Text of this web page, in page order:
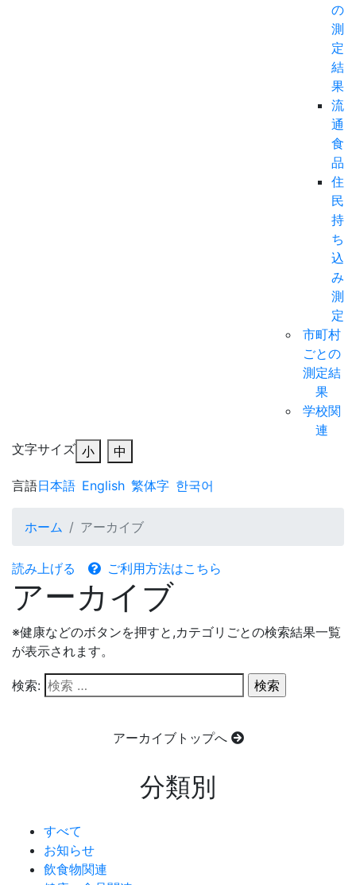
の
測
定
結
果
流
通
食
品
住
民
持
ち
込
み
測
定
市町村
ごとの
測定結
果
学校関
連
文字サイズ 小 中
言語日本語 English 繁体字 한국어
ホーム アーカイブ
読み上げる ご利用方法はこちら
アーカイブ
※健康などのボタンを押すと,カテゴリごとの検索結果一覧
が表示されます。
検索:
アーカイブトップへ
分類別
すべて
お知らせ
飲食物関連